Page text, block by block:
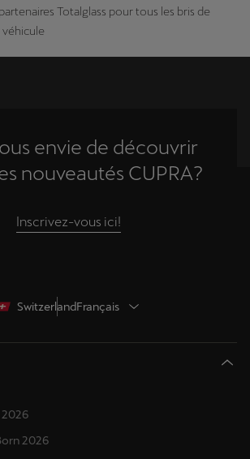
Totalglass pour tous les bris de
véhicule
envie de découvrir
nouveautés CUPRA?
Inscrivez-vous ici!
SwitzerlandFrançais
2026
2026